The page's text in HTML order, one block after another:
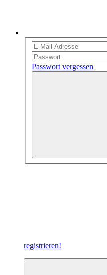
Passwort vergessen
registrieren!